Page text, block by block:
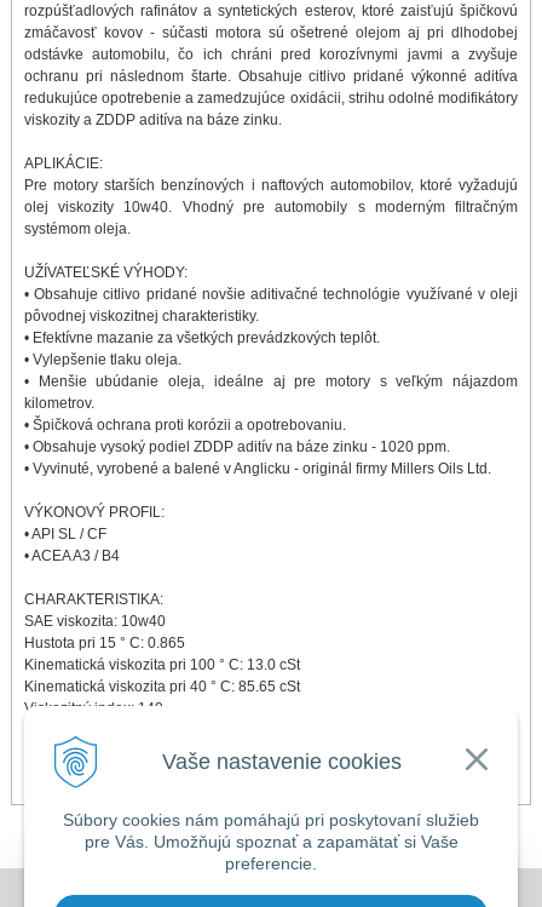
Vaše nastavenie cookies
Súbory cookies nám pomáhajú pri poskytovaní služieb
pre Vás. Umožňujú spoznať a zapamätať si Vaše
preferencie.
rozpúšťadlových rafinátov a syntetických esterov, ktoré zaisťujú špičkovú
zmáčavosť kovov - súčasti motora sú ošetrené olejom aj pri dlhodobej
odstávke automobilu, čo ich chráni pred korozívnymi javmi a zvyšuje
ochranu pri následnom štarte. Obsahuje citlivo pridané výkonné aditíva
redukujúce opotrebenie a zamedzujúce oxidácii, strihu odolné modifikátory
viskozity a ZDDP aditíva na báze zinku.
APLIKÁCIE:
Pre motory starších benzínových i naftových automobilov, ktoré vyžadujú
olej viskozity 10w40. Vhodný pre automobily s moderným filtračným
systémom oleja.
UŽÍVATEĽSKÉ VÝHODY:
• Obsahuje citlivo pridané novšie aditivačné technológie využívané v oleji
pôvodnej viskozitnej charakteristiky.
• Efektívne mazanie za všetkých prevádzkových teplôt.
• Vylepšenie tlaku oleja.
• Menšie ubúdanie oleja, ideálne aj pre motory s veľkým nájazdom
kilometrov.
• Špičková ochrana proti korózii a opotrebovaniu.
• Obsahuje vysoký podiel ZDDP aditív na báze zinku - 1020 ppm.
• Vyvinuté, vyrobené a balené v Anglicku - originál firmy Millers Oils Ltd.
VÝKONOVÝ PROFIL:
• API SL / CF
• ACEA A3 / B4
CHARAKTERISTIKA:
SAE viskozita: 10w40
Hustota pri 15 ° C: 0.865
Kinematická viskozita pri 100 ° C: 13.0 cSt
Kinematická viskozita pri 40 ° C: 85.65 cSt
Viskozitný index: 149
Teplota vzplanutia:> 213 ° C
Viskozita pri studenom štarte (CCS): 4.500 cP max
Všeobecné obchodné podmienky
DOVOLENKA 3. - 7. augusta 2026